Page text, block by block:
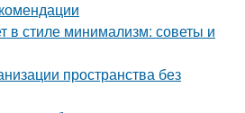
в стиле минимализм: советы и
пространства без